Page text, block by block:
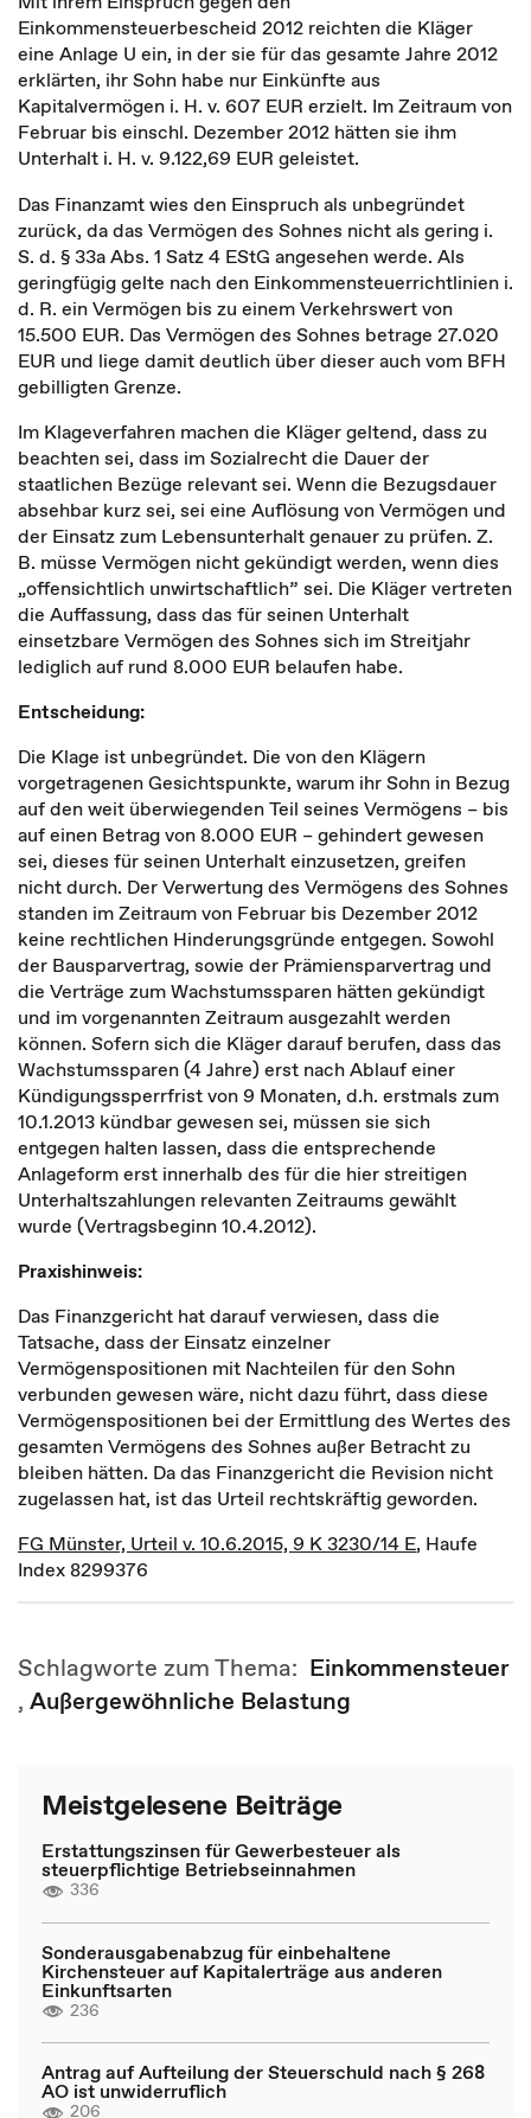
Einkommensteuerbescheid 2012 reichten die Kläger
eine Anlage U ein, in der sie für das gesamte Jahre 2012
erklärten, ihr Sohn habe nur Einkünfte aus
Kapitalvermögen i. H. v. 607 EUR erzielt. Im Zeitraum von
Februar bis einschl. Dezember 2012 hätten sie ihm
Unterhalt i. H. v. 9.122,69 EUR geleistet.
Das Finanzamt wies den Einspruch als unbegründet
zurück, da das Vermögen des Sohnes nicht als gering i.
S. d. § 33a Abs. 1 Satz 4 EStG angesehen werde. Als
geringfügig gelte nach den Einkommensteuerrichtlinien i.
d. R. ein Vermögen bis zu einem Verkehrswert von
15.500 EUR. Das Vermögen des Sohnes betrage 27.020
EUR und liege damit deutlich über dieser auch vom BFH
gebilligten Grenze.
Im Klageverfahren machen die Kläger geltend, dass zu
beachten sei, dass im Sozialrecht die Dauer der
staatlichen Bezüge relevant sei. Wenn die Bezugsdauer
absehbar kurz sei, sei eine Auflösung von Vermögen und
der Einsatz zum Lebensunterhalt genauer zu prüfen. Z.
B. müsse Vermögen nicht gekündigt werden, wenn dies
„offensichtlich unwirtschaftlich” sei. Die Kläger vertreten
die Auffassung, dass das für seinen Unterhalt
einsetzbare Vermögen des Sohnes sich im Streitjahr
lediglich auf rund 8.000 EUR belaufen habe.
Entscheidung:
Die Klage ist unbegründet. Die von den Klägern
vorgetragenen Gesichtspunkte, warum ihr Sohn in Bezug
auf den weit überwiegenden Teil seines Vermögens – bis
auf einen Betrag von 8.000 EUR – gehindert gewesen
sei, dieses für seinen Unterhalt einzusetzen, greifen
nicht durch. Der Verwertung des Vermögens des Sohnes
standen im Zeitraum von Februar bis Dezember 2012
keine rechtlichen Hinderungsgründe entgegen. Sowohl
der Bausparvertrag, sowie der Prämiensparvertrag und
die Verträge zum Wachstumssparen hätten gekündigt
und im vorgenannten Zeitraum ausgezahlt werden
können. Sofern sich die Kläger darauf berufen, dass das
Wachstumssparen (4 Jahre) erst nach Ablauf einer
Kündigungssperrfrist von 9 Monaten, d.h. erstmals zum
10.1.2013 kündbar gewesen sei, müssen sie sich
entgegen halten lassen, dass die entsprechende
Anlageform erst innerhalb des für die hier streitigen
Unterhaltszahlungen relevanten Zeitraums gewählt
wurde (Vertragsbeginn 10.4.2012).
Praxishinweis:
Das Finanzgericht hat darauf verwiesen, dass die
Tatsache, dass der Einsatz einzelner
Vermögenspositionen mit Nachteilen für den Sohn
verbunden gewesen wäre, nicht dazu führt, dass diese
Vermögenspositionen bei der Ermittlung des Wertes des
gesamten Vermögens des Sohnes außer Betracht zu
bleiben hätten. Da das Finanzgericht die Revision nicht
zugelassen hat, ist das Urteil rechtskräftig geworden.
FG Münster, Urteil v. 10.6.2015, 9 K 3230/14 E, Haufe
Index 8299376
Schlagworte zum Thema: Einkommensteuer
, Außergewöhnliche Belastung
Meistgelesene Beiträge
Erstattungszinsen für Gewerbesteuer als
steuerpflichtige Betriebseinnahmen
336
Sonderausgabenabzug für einbehaltene
Kirchensteuer auf Kapitalerträge aus anderen
Einkunftsarten
236
Antrag auf Aufteilung der Steuerschuld nach § 268
AO ist unwiderruflich
206